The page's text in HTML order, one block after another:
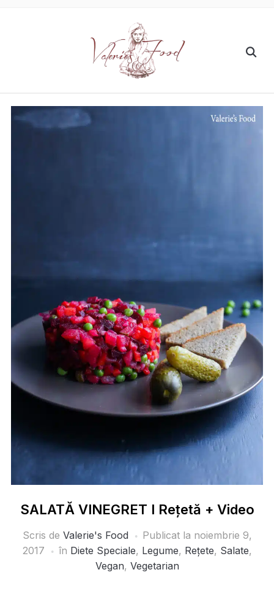
SALATĂ VINEGRET I Rețetă + Video
Scris de Valerie's Food Publicat la noiembrie 9,
2017
în Diete Speciale, Legume, Rețete, Salate,
Vegan, Vegetarian